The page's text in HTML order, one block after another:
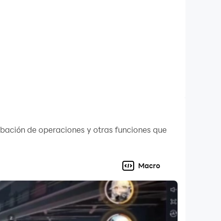
a unique Multiplayer Reactor Core
de operaciones y otras funciones que
Macro